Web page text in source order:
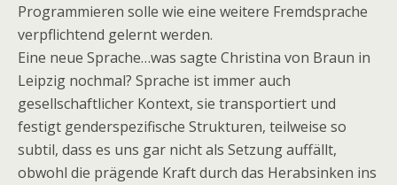
Programmieren solle wie eine weitere Fremdsprache
verpflichtend gelernt werden.
Eine neue Sprache…was sagte Christina von Braun in
Leipzig nochmal? Sprache ist immer auch
gesellschaftlicher Kontext, sie transportiert und
festigt genderspezifische Strukturen, teilweise so
subtil, dass es uns gar nicht als Setzung auffällt,
obwohl die prägende Kraft durch das Herabsinken ins